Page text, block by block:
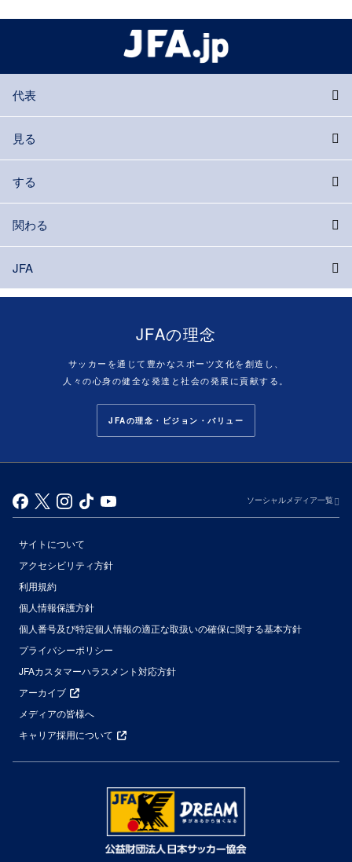
代表
見る
する
関わる
JFA
JFAの理念
サッカーを通じて豊かなスポーツ文化を創造し、
人々の心身の健全な発達と社会の発展に貢献する。
JFAの理念・ビジョン・バリュー
ソーシャルメディア一覧
サイトについて
アクセシビリティ方針
利用規約
個人情報保護方針
個人番号及び特定個人情報の適正な取扱いの確保に関する基本方針
プライバシーポリシー
JFAカスタマーハラスメント対応方針
アーカイブ
メディアの皆様へ
キャリア採用について